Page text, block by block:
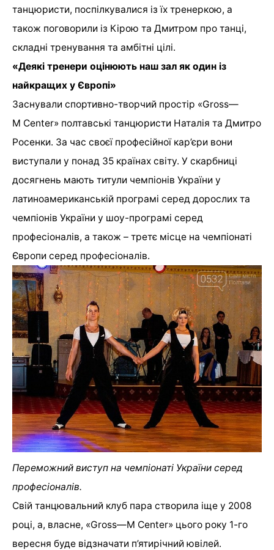
танцюристи, поспілкувалися із їх тренеркою, а
також поговорили із Кірою та Дмитром про танці,
складні тренування та амбітні цілі.
«Деякі тренери оцінюють наш зал як один із
найкращих у Європі»
Заснували спортивно-творчий простір «Gross—
M Center» полтавські танцюристи Наталія та Дмитро
Росенки. За час своєї професійної кар’єри вони
виступали у понад 35 країнах світу. У скарбниці
досягнень мають титули чемпіонів України у
латиноамериканській програмі серед дорослих та
чемпіонів України у шоу-програмі серед
професіоналів, а також – третє місце на чемпіонаті
Європи серед професіоналів.
Переможний виступ на чемпіонаті України серед
професіоналів.
Свій танцювальний клуб пара створила іще у 2008
році, а, власне, «Gross—M Center» цього року 1-го
вересня буде відзначати п’ятирічний ювілей.